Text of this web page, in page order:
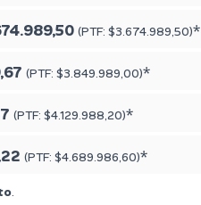
(PTF: $3.674.989,50)*
(PTF: $3.849.989,00)*
(PTF: $4.129.988,20)*
(PTF: $4.689.986,60)*